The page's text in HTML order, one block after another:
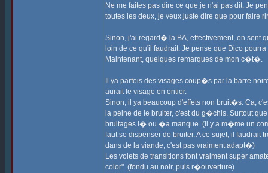
Ne me faites pas dire ce que je n'ai pas dit. Je
toutes les deux, je veux juste dire que pour faire
Sinon, j'ai regard� la BA, effectivement, on sent
loin de ce qu'il faudrait. Je pense que Dico
Maintenant, quelques remarques de mon c�t�.
Il ya parfois des visages coup�s par la barre
aurait le visage en entier.
Sinon, il ya beaucoup d'effets non bruit�s. Ca,
la peine de le bruiter, c'est du g�chis. Surtout
bruitages l� ou �a manque. (il y a m�me un
faut se dispenser de bruiter. A ce sujet, il
dans de la viande, c'est pas vraiment adapt�)
Les volets de transitions font vraiment super
color". (fondu au noir, puis r�ouverture)